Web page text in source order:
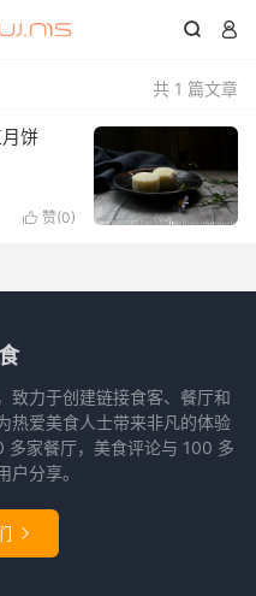
 
共 1 篇文章
饼
 赞(0)
致力于创建链接食客、餐厅和
热爱美食人士带来非凡的体验
家餐厅，美食评论与 100 多
户分享。
